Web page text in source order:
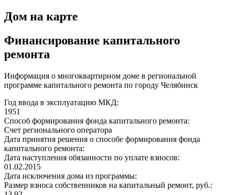
Дом на карте
Финансирование капитального
ремонта
Информация о многоквартирном доме в региональной
программе капитального ремонта по городу Челябинск
Год ввода в эксплуатацию МКД:
1951
Способ формирования фонда капитального ремонта:
Счет регионального оператора
Дата принятия решения о способе формирования фонда
капитального ремонта:
Дата наступления обязанности по уплате взносов:
01.02.2015
Дата исключения дома из программы:
Размер взноса собственников на капитальный ремонт, руб.: